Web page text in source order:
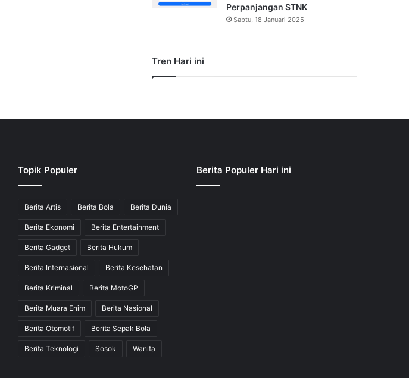
Perpanjangan STNK
Sabtu, 18 Januari 2025
Tren Hari ini
Topik Populer
Berita Artis Berita Bola Berita Dunia
Berita Ekonomi Berita Entertainment
Berita Gadget Berita Hukum
Berita Internasional Berita Kesehatan
Berita Kriminal Berita MotoGP
Berita Muara Enim Berita Nasional
Berita Otomotif Berita Sepak Bola
Berita Teknologi Sosok Wanita
Berita Populer Hari ini